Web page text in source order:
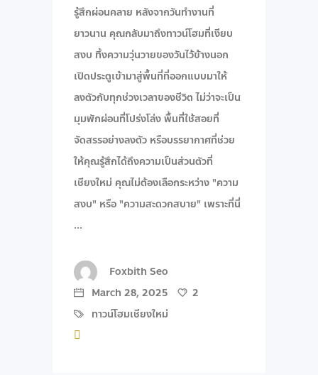
รู้สึกผ่อนคลาย หลังจากวันทำงานที่
ยาวนาน คุณกลับมาถึงทาวน์โฮมที่เงียบ
สงบ ทิ้งความวุ่นวายของวันไว้ข้างนอก
เปิดประตูเข้ามาสู่พื้นที่ที่ออกแบบมาให้
ลงตัวกับทุกช่วงเวลาของชีวิต ไม่ว่าจะเป็น
มุมพักผ่อนที่โปร่งโล่ง พื้นที่ใช้สอยที่
จัดสรรอย่างลงตัว หรือบรรยากาศที่ช่วย
ให้คุณรู้สึกได้ถึงความเป็นส่วนตัวที่
เชียงใหม่ คุณไม่ต้องเลือกระหว่าง "ความ
สงบ" หรือ "ความสะดวกสบาย" เพราะที่นี่
Foxbith Seo
March 28, 2025
2
ทาวน์โฮมเชียงใหม่